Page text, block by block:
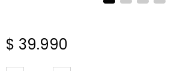
$ 39.990